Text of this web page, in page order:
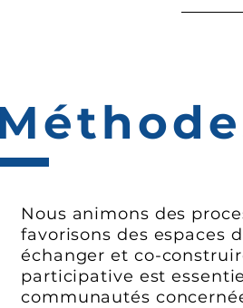
Nous animons des
favorisons des espaces
échanger et co-
participative est
communautés